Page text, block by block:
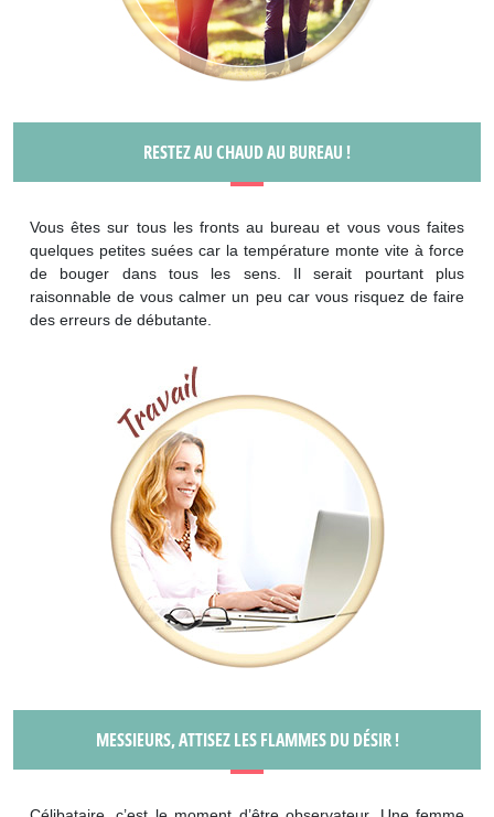
RESTEZ AU CHAUD AU BUREAU !
Vous êtes sur tous les fronts au bureau et vous vous faites
quelques petites suées car la température monte vite à force
de bouger dans tous les sens. Il serait pourtant plus
raisonnable de vous calmer un peu car vous risquez de faire
des erreurs de débutante.
MESSIEURS, ATTISEZ LES FLAMMES DU DÉSIR !